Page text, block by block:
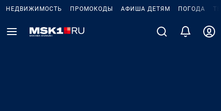
НЕДВИЖИМОСТЬ ПРОМОКОДЫ АФИША ДЕТЯМ ПОГОДА